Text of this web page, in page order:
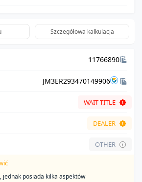
Szczegółowa kalkulacja
11766890
JM3ER293470149906
WAIT TITLE
DEALER
OTHER
posiada kilka aspektów